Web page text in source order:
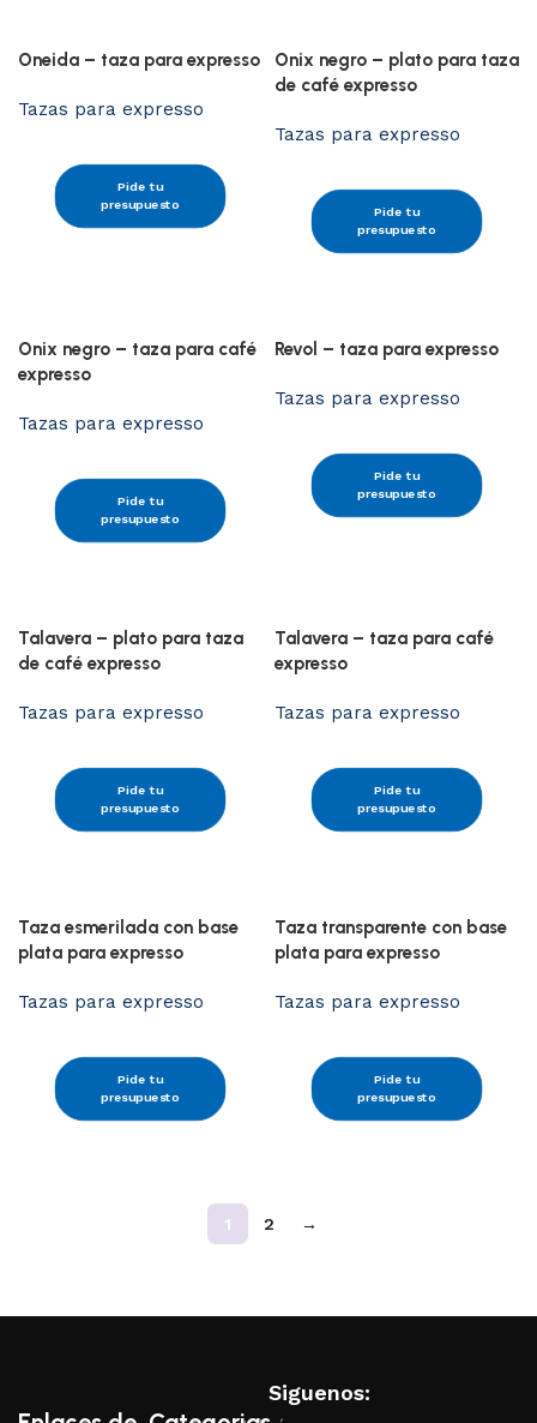
Oneida – taza para expresso
Tazas para expresso
Pide tu
presupuesto
Onix negro – plato para taza
de café expresso
Tazas para expresso
Pide tu
presupuesto
Onix negro – taza para café
expresso
Tazas para expresso
Pide tu
presupuesto
Revol – taza para expresso
Tazas para expresso
Pide tu
presupuesto
Talavera – plato para taza
de café expresso
Tazas para expresso
Pide tu
presupuesto
Talavera – taza para café
expresso
Tazas para expresso
Pide tu
presupuesto
Taza esmerilada con base
plata para expresso
Tazas para expresso
Pide tu
presupuesto
Taza transparente con base
plata para expresso
Tazas para expresso
Pide tu
presupuesto
1 2 →
Siguenos: